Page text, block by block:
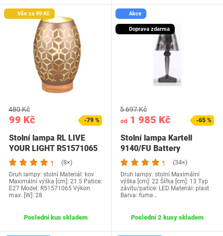
Vše za 99 Kč
99 Kč
480 Kč
-79 %
Stolní lampa RL LIVE
YOUR LIGHT R51571065
(8×)
Druh lampy: stolní Materiál: kov
Maximální výška [cm]: 21.5 Patice:
E27 Model: R51571065 Výkon
max. [W]: 28
Poslední kus skladem
Akce
Doprava zdarma
od 1 985 Kč
5 697 Kč
-65 %
Stolní lampa Kartell
9140/FU Battery
(34×)
Druh lampy: stolní Maximální
výška [cm]: 22 Šířka [cm]: 13 Typ
závitu/patice: LED Materiál: plast
Barva: fume…
Poslední 2 kusy skladem